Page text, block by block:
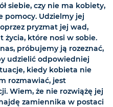
siebie, czy nie ma kobiety,
pomocy. Udzielmy jej
pryzmat jej wad,
życia, które nosi w sobie.
próbujemy ją rozeznać,
udzielić odpowiedniej
kiedy kobieta nie
rozmawiać, jest
Wiem, że nie rozwiążę jej
zamiennika w postaci